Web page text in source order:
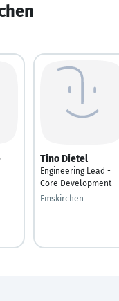
Tino Dietel
Engineering Lead -
Core Development
Emskirchen